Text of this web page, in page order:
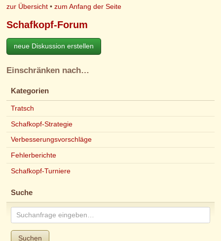
zur Übersicht •zum Anfang der Seite
Schafkopf-Forum
neue Diskussion erstellen
Einschränken nach…
Kategorien
Tratsch
Schafkopf-Strategie
Verbesserungsvorschläge
Fehlerberichte
Schafkopf-Turniere
Suche
Suchen